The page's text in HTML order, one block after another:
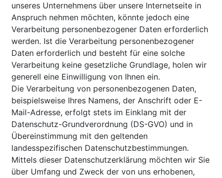
unseres Unternehmens über unsere Internetseite in
Anspruch nehmen möchten, könnte jedoch eine
Verarbeitung personenbezogener Daten erforderlich
werden. Ist die Verarbeitung personenbezogener
Daten erforderlich und besteht für eine solche
Verarbeitung keine gesetzliche Grundlage, holen wir
generell eine Einwilligung von Ihnen ein.
Die Verarbeitung von personenbezogenen Daten,
beispielsweise Ihres Namens, der Anschrift oder E-
Mail-Adresse, erfolgt stets im Einklang mit der
Datenschutz-Grundverordnung (DS-GVO) und in
Übereinstimmung mit den geltenden
landesspezifischen Datenschutzbestimmungen.
Mittels dieser Datenschutzerklärung möchten wir Sie
über Umfang und Zweck der von uns erhobenen,